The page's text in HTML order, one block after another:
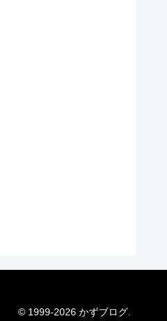
© 1999-2026 かずブログ.